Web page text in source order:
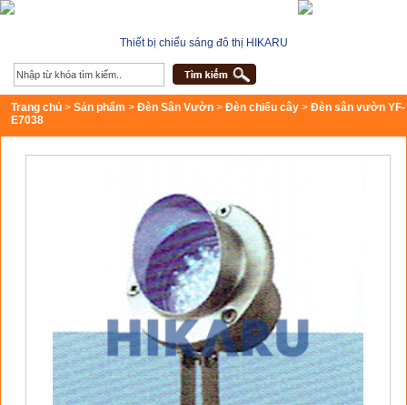
Thiết bị chiếu sáng đô thị HIKARU
Trang chủ > Sản phẩm > Đèn Sân Vườn > Đèn chiếu cây > Đèn sân vườn YF-
E7038